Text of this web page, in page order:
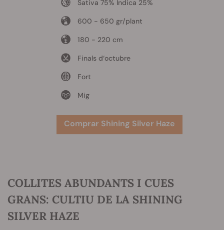
Sativa 75% Indica 25%
600 - 650 gr/plant
180 - 220 cm
Finals d‘octubre
Fort
Mig
Comprar Shining Silver Haze
COLLITES ABUNDANTS I CUES
GRANS: CULTIU DE LA SHINING
SILVER HAZE